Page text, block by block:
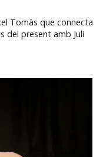
Tomàs que connecta
del present amb Juli